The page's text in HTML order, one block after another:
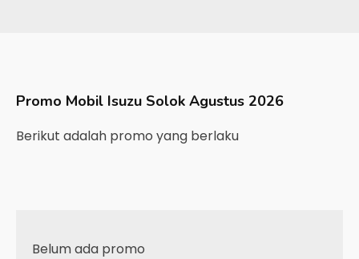
Promo Mobil Isuzu Solok Agustus 2026
Berikut adalah promo yang berlaku
Belum ada promo